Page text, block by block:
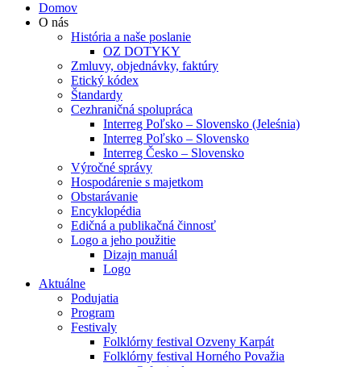
Domov
O nás
História a naše poslanie
OZ DOTYKY
Zmluvy, objednávky, faktúry
Etický kódex
Štandardy
Cezhraničná spolupráca
Interreg Poľsko – Slovensko (Jeleśnia)
Interreg Poľsko – Slovensko
Interreg Česko – Slovensko
Výročné správy
Hospodárenie s majetkom
Obstarávanie
Encyklopédia
Edičná a publikačná činnosť
Logo a jeho použitie
Dizajn manuál
Logo
Aktuálne
Podujatia
Program
Festivaly
Folklórny festival Ozveny Karpát
Folklórny festival Horného Považia